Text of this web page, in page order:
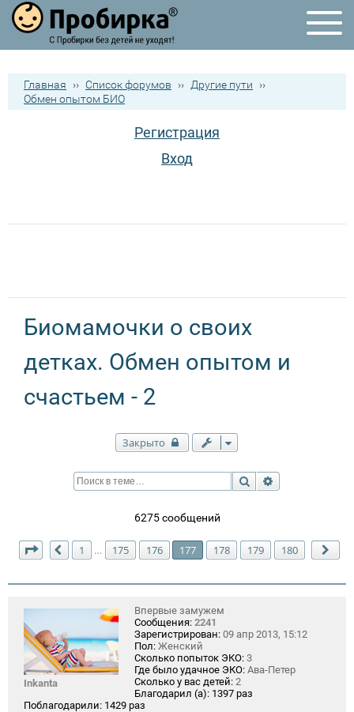
Главная ›› Список форумов ›› Другие пути
››
Обмен опытом БИО
Регистрация
Вход
Биомамочки о своих
детках. Обмен опытом и
счастьем - 2
Закрыто
Поиск
6275 сообщений
Страница 177 из180
Пред.
1 … 175 176 177 178 179 180
Inkanta
Впервые замужем
Сообщения: 2241
Зарегистрирован: 09 апр 2013, 15:12
Пол: Женский
Сколько попыток ЭКО: 3
Где было удачное ЭКО: Ава-Петер
Сколько у вас детей: 2
Благодарил (а): 1397 раз
Поблагодарили: 1429 раз